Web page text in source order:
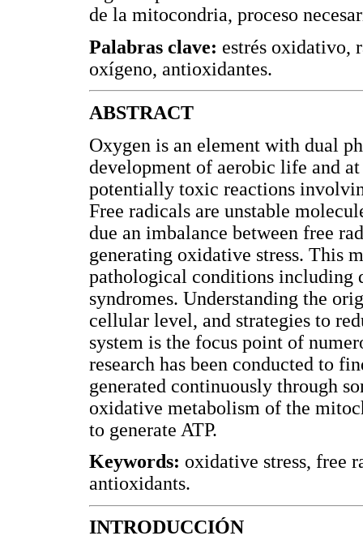
de la mitocondria, proceso
Palabras clave: estrés oxidativo,
oxígeno, antioxidantes.
ABSTRACT
Oxygen is an element with dual
development of aerobic life and
potentially toxic reactions
Free radicals are unstable
due an imbalance between free
generating oxidative stress. This
pathological conditions including
syndromes. Understanding the
cellular level, and strategies to
system is the focus point of
research has been conducted to
generated continuously through
oxidative metabolism of the
to generate ATP.
Keywords: oxidative stress, free
antioxidants.
INTRODUCCIÓN